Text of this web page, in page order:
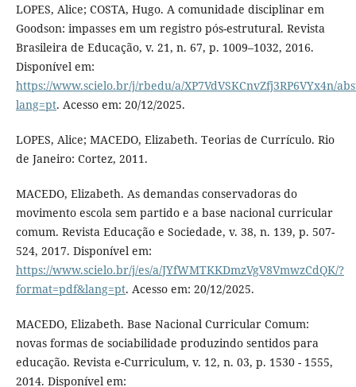
LOPES, Alice; COSTA, Hugo. A comunidade disciplinar em
Goodson: impasses em um registro pós-estrutural. Revista
Brasileira de Educação, v. 21, n. 67, p. 1009–1032, 2016.
Disponível em:
https://www.scielo.br/j/rbedu/a/XP7VdVSKCnvZfj3RP6VYx4n/
lang=pt. Acesso em: 20/12/2025.
LOPES, Alice; MACEDO, Elizabeth. Teorias de Currículo. Rio
de Janeiro: Cortez, 2011.
MACEDO, Elizabeth. As demandas conservadoras do
movimento escola sem partido e a base nacional curricular
comum. Revista Educação e Sociedade, v. 38, n. 139, p. 507-
524, 2017. Disponível em:
https://www.scielo.br/j/es/a/JYfWMTKKDmzVgV8VmwzCdQK/?
format=pdf&lang=pt. Acesso em: 20/12/2025.
MACEDO, Elizabeth. Base Nacional Curricular Comum:
novas formas de sociabilidade produzindo sentidos para
educação. Revista e-Curriculum, v. 12, n. 03, p. 1530 - 1555,
2014. Disponível em: